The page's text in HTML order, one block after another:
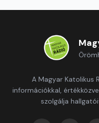
A Magyar Katolikus
információkkal,
szolgálja